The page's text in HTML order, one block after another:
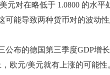
对在略低于 1.0800 的水
能导致两种货币对的波动
布的德国第三季度GDP增
欧元/美元就有上涨的可能性